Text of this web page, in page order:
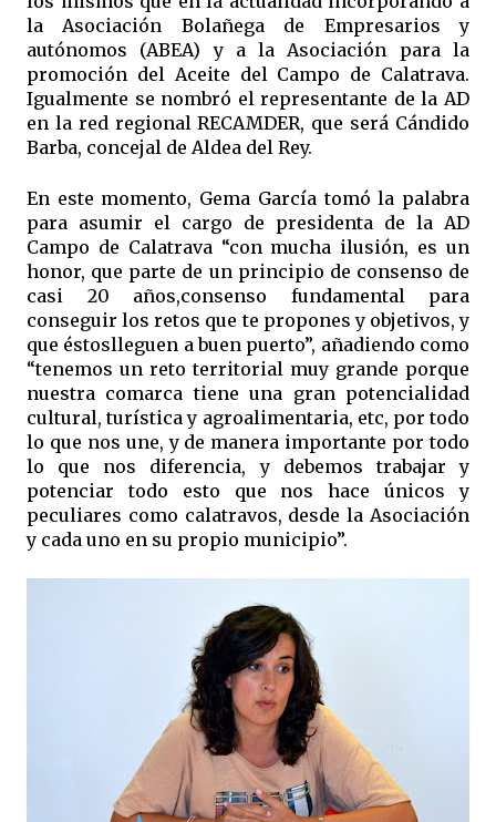
la Asociación Bolañega de Empresarios y
autónomos (ABEA) y a la Asociación para la
promoción del Aceite del Campo de Calatrava.
Igualmente se nombró el representante de la AD
en la red regional RECAMDER, que será Cándido
Barba, concejal de Aldea del Rey.
En este momento, Gema García tomó la palabra
para asumir el cargo de presidenta de la AD
Campo de Calatrava “con mucha ilusión, es un
honor, que parte de un principio de consenso de
casi 20 años,consenso fundamental para
conseguir los retos que te propones y objetivos, y
que éstoslleguen a buen puerto”, añadiendo como
“tenemos un reto territorial muy grande porque
nuestra comarca tiene una gran potencialidad
cultural, turística y agroalimentaria, etc, por todo
lo que nos une, y de manera importante por todo
lo que nos diferencia, y debemos trabajar y
potenciar todo esto que nos hace únicos y
peculiares como calatravos, desde la Asociación
y cada uno en su propio municipio”.